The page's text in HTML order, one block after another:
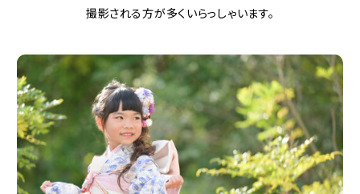
撮影される方が多くいらっしゃいます。